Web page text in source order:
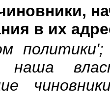
в их
наша